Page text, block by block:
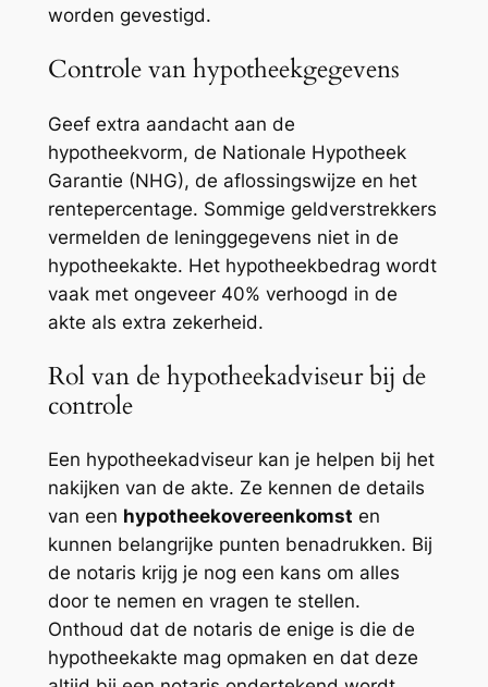
worden gevestigd.
Controle van hypotheekgegevens
Geef extra aandacht aan de
hypotheekvorm, de Nationale Hypotheek
Garantie (NHG), de aflossingswijze en het
rentepercentage. Sommige geldverstrekkers
vermelden de leninggegevens niet in de
hypotheekakte. Het hypotheekbedrag wordt
vaak met ongeveer 40% verhoogd in de
akte als extra zekerheid.
Rol van de hypotheekadviseur bij de
controle
Een hypotheekadviseur kan je helpen bij het
nakijken van de akte. Ze kennen de details
van een hypotheekovereenkomst en
kunnen belangrijke punten benadrukken. Bij
de notaris krijg je nog een kans om alles
door te nemen en vragen te stellen.
Onthoud dat de notaris de enige is die de
hypotheekakte mag opmaken en dat deze